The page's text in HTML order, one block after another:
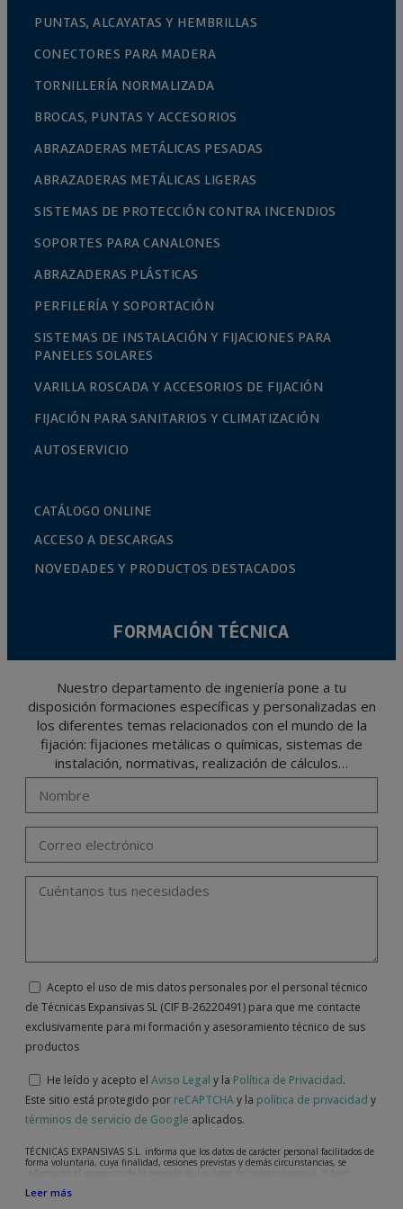
PUNTAS, ALCAYATAS Y HEMBRILLAS
CONECTORES PARA MADERA
TORNILLERÍA NORMALIZADA
BROCAS, PUNTAS Y ACCESORIOS
ABRAZADERAS METÁLICAS PESADAS
ABRAZADERAS METÁLICAS LIGERAS
SISTEMAS DE PROTECCIÓN CONTRA INCENDIOS
SOPORTES PARA CANALONES
ABRAZADERAS PLÁSTICAS
PERFILERÍA Y SOPORTACIÓN
SISTEMAS DE INSTALACIÓN Y FIJACIONES PARA
PANELES SOLARES
VARILLA ROSCADA Y ACCESORIOS DE FIJACIÓN
FIJACIÓN PARA SANITARIOS Y CLIMATIZACIÓN
AUTOSERVICIO
CATÁLOGO ONLINE
ACCESO A DESCARGAS
NOVEDADES Y PRODUCTOS DESTACADOS
FORMACIÓN TÉCNICA
Nuestro departamento de ingeniería pone a tu
disposición formaciones específicas y personalizadas en
los diferentes temas relacionados con el mundo de la
fijación: fijaciones metálicas o químicas, sistemas de
instalación, normativas, realización de cálculos…
Acepto el uso de mis datos personales por el personal técnico
de Técnicas Expansivas SL (CIF B-26220491) para que me contacte
exclusivamente para mi formación y asesoramiento técnico de sus
productos
He leído y acepto el Aviso Legal y la Política de Privacidad.
Este sitio está protegido por reCAPTCHAy la política de privacidad y
términos de servicio de Google aplicados.
TÉCNICAS EXPANSIVAS S.L. informa que los datos de carácter personal facilitados de
forma voluntaria, cuya finalidad, cesiones previstas y demás circunstancias, se
informa en el momento de la recogida de los datos de carácter personal, si bien,
su solicitud, queja o duda planteada, mantenimiento de la relación establecida, la
Leer más